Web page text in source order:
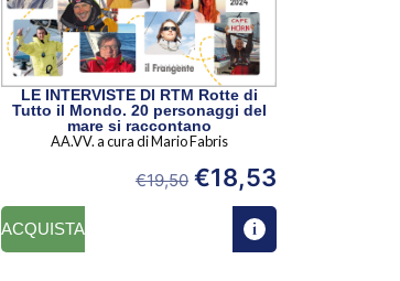
LE INTERVISTE DI RTM Rotte di
Tutto il Mondo. 20 personaggi del
mare si raccontano
AA.VV. a cura di Mario Fabris
€19,50 €18,53
ACQUISTA